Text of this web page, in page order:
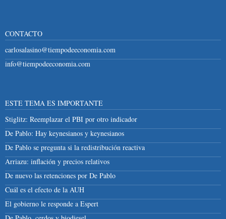
CONTACTO
carlosalasino@tiempodeeconomia.com
info@tiempodeeconomia.com
ESTE TEMA ES IMPORTANTE
Stiglitz: Reemplazar el PBI por otro indicador
De Pablo: Hay keynesianos y keynesianos
De Pablo se pregunta si la redistribución reactiva
Arriazu: inflación y precios relativos
De nuevo las retenciones por De Pablo
Cuál es el efecto de la AUH
El gobierno le responde a Espert